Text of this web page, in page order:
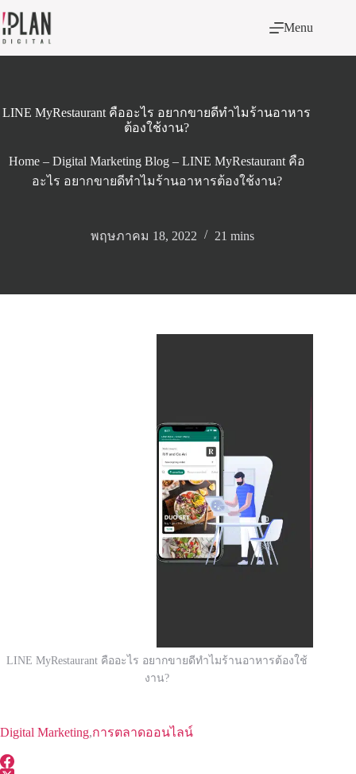
Menu
LINE MyRestaurant คืออะไร อยากขายดีทำไมร้านอาหาร
ต้องใช้งาน?
Home– Digital Marketing Blog– LINE MyRestaurant คือ
อะไร อยากขายดีทำไมร้านอาหารต้องใช้งาน?
พฤษภาคม 18, 2022 21 mins
LINE MyRestaurant คืออะไร อยากขายดีทำไมร้านอาหารต้องใช้
งาน?
Digital Marketing,การตลาดออนไลน์